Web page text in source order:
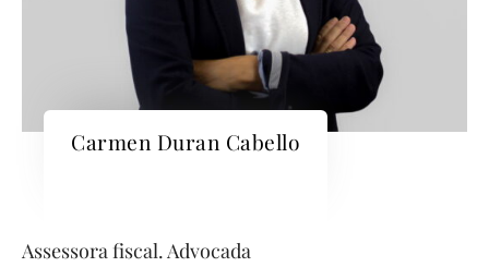
Carmen Duran Cabello
Assessora fiscal. Advocada